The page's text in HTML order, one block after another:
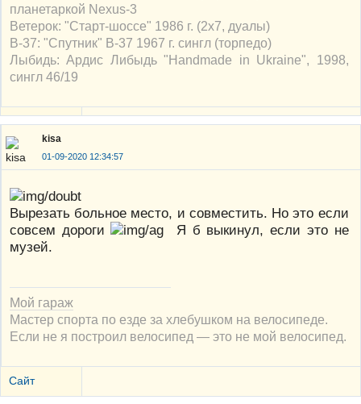
планетаркой Nexus-3
Ветерок: "Старт-шоссе" 1986 г. (2х7, дуалы)
В-37: "Спутник" В-37 1967 г. сингл (торпедо)
Лыбидь: Ардис Либыдь "Handmade in Ukraine", 1998,
сингл 46/19
kisa
01-09-2020 12:34:57
Вырезать больное место, и совместить. Но это если
совсем дороги
Я б выкинул, если это не
музей.
Мой гараж
Мастер спорта по езде за хлебушком на велосипеде.
Если не я построил велосипед — это не мой велосипед.
Сайт